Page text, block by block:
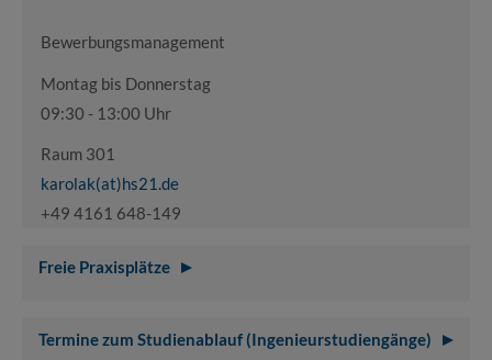
Bewerbungsmanagement
Montag bis Donnerstag
09:30 - 13:00 Uhr
Raum 301
karolak(at)hs21.de
+49 4161 648-149
Freie Praxisplätze
Termine zum Studienablauf (Ingenieurstudiengänge)